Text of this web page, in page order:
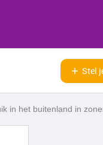
Stel
in het buitenland in